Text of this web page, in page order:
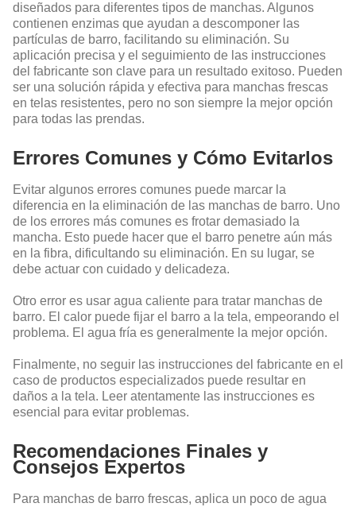
diseñados para diferentes tipos de manchas. Algunos
contienen enzimas que ayudan a descomponer las
partículas de barro, facilitando su eliminación. Su
aplicación precisa y el seguimiento de las instrucciones
del fabricante son clave para un resultado exitoso. Pueden
ser una solución rápida y efectiva para manchas frescas
en telas resistentes, pero no son siempre la mejor opción
para todas las prendas.
Errores Comunes y Cómo Evitarlos
Evitar algunos errores comunes puede marcar la
diferencia en la eliminación de las manchas de barro. Uno
de los errores más comunes es frotar demasiado la
mancha. Esto puede hacer que el barro penetre aún más
en la fibra, dificultando su eliminación. En su lugar, se
debe actuar con cuidado y delicadeza.
Otro error es usar agua caliente para tratar manchas de
barro. El calor puede fijar el barro a la tela, empeorando el
problema. El agua fría es generalmente la mejor opción.
Finalmente, no seguir las instrucciones del fabricante en el
caso de productos especializados puede resultar en
daños a la tela. Leer atentamente las instrucciones es
esencial para evitar problemas.
Recomendaciones Finales y
Consejos Expertos
Para manchas de barro frescas, aplica un poco de agua